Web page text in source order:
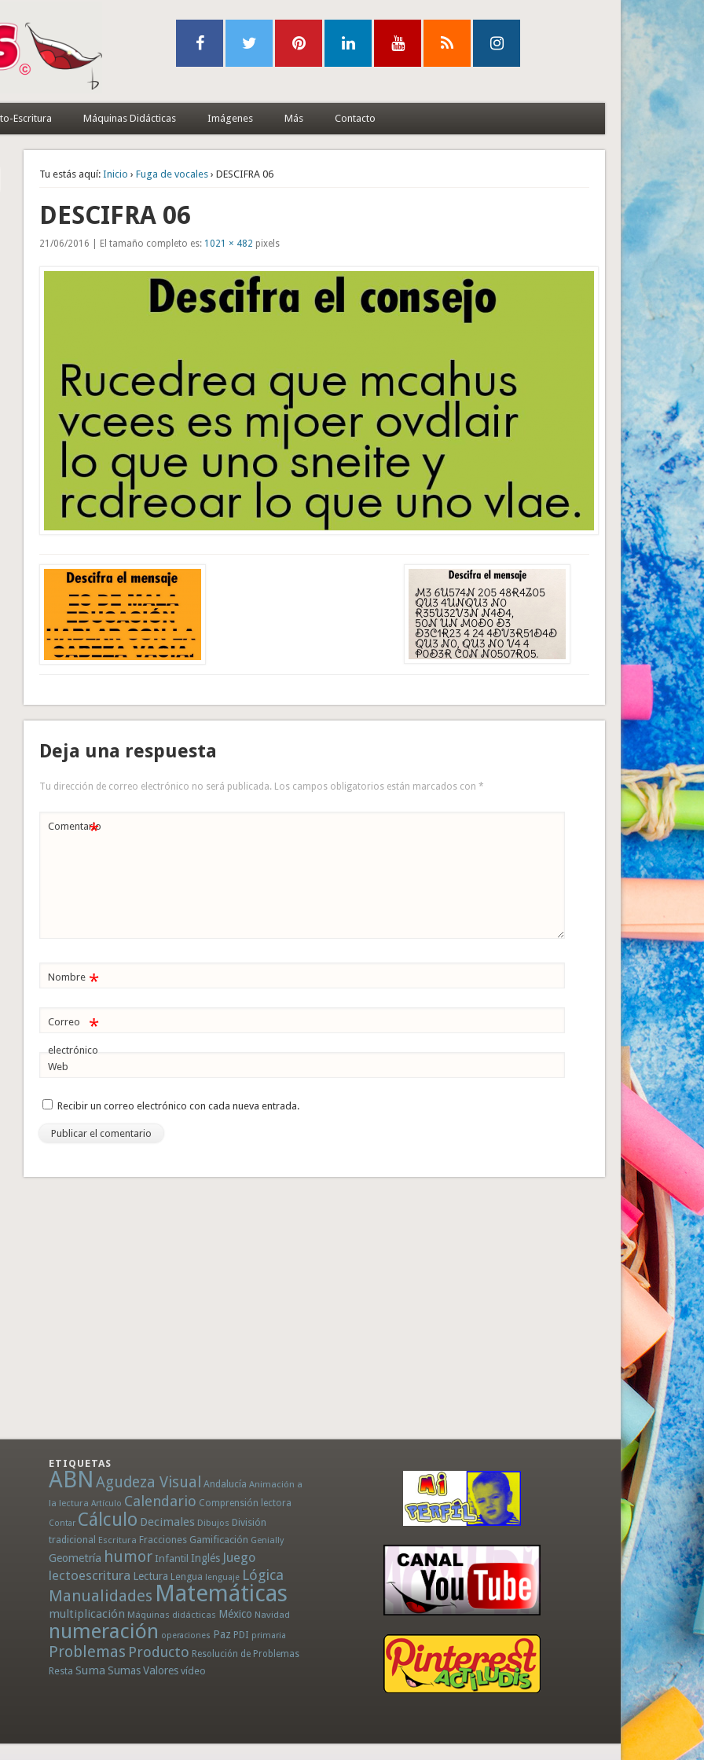
Escritura Máquinas Didácticas Imágenes Más Contacto
Tu estás aquí: Inicio ›Fuga de vocales › DESCIFRA 06
DESCIFRA 06
21/06/2016 | El tamaño completo es: 1021 × 482 pixels
Deja una respuesta
Tu dirección de correo electrónico no será publicada. Los campos obligatorios están marcados con*
Comentario
*
Nombre *
Correo
electrónico
*
Web
Recibir un correo electrónico con cada nueva entrada.
ETIQUETAS
ABN Agudeza Visual Andalucía Animación a
la lectura Artículo Calendario Comprensión lectora
Contar Cálculo Decimales Dibujos División
tradicional Escritura Fracciones Gamificación Genially
Geometría humor Infantil Inglés Juego
lectoescritura Lectura Lengua lenguaje Lógica
Manualidades Matemáticas
multiplicación Máquinas didácticas México Navidad
numeración operaciones Paz PDI primaria
Problemas Producto Resolución de Problemas
Resta Suma SumasValores vídeo